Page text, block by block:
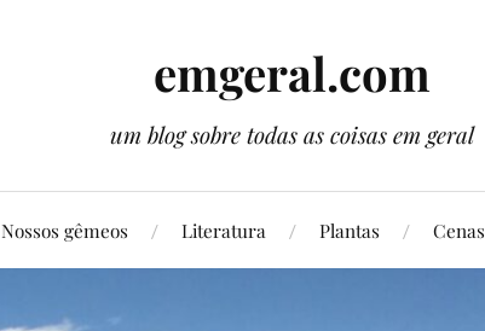
emgeral.com
um blog sobre todas as coisas em geral
Nossos gêmeos Literatura Plantas Cenas